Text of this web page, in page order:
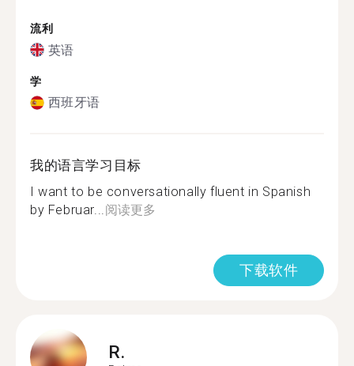
流利
英语
学
西班牙语
我的语言学习目标
I want to be conversationally fluent in Spanish
by Februar...阅读更多
下载软件
R.